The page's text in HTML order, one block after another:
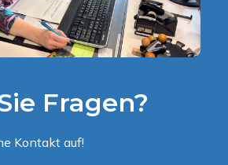
Fragen?
Kontakt auf!